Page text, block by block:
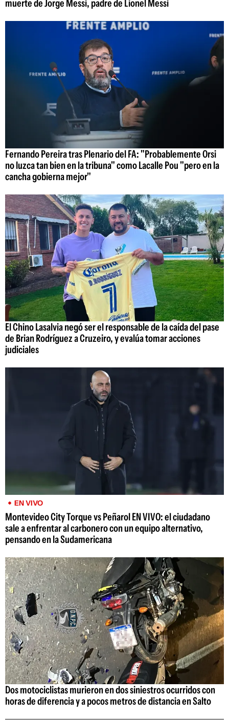
muerte de Jorge Messi, padre de Lionel Messi
Fernando Pereira tras Plenario del FA: "Probablemente Orsi
no luzca tan bien en la tribuna" como Lacalle Pou "pero en la
cancha gobierna mejor"
El Chino Lasalvia negó ser el responsable de la caída del pase
de Brian Rodríguez a Cruzeiro, y evalúa tomar acciones
judiciales
EN VIVO
Montevideo City Torque vs Peñarol EN VIVO: el ciudadano
sale a enfrentar al carbonero con un equipo alternativo,
pensando en la Sudamericana
Dos motociclistas murieron en dos siniestros ocurridos con
horas de diferencia y a pocos metros de distancia en Salto